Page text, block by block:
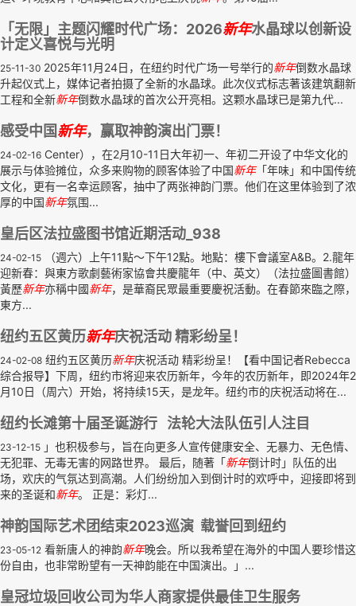
「无限」主题闪耀时代广场：2026新年水晶球以创新设
计定义喜悦与光明
25-11-30 2025年11月24日，在纽约时代广场一号举行的新年倒数水晶球
升起仪式上，媒体记者拍摄了全新的水晶球。此次仪式标志著该建筑翻新
工程和全新新年倒数水晶球的首次公开亮相。这颗水晶球已是第九代...
感受中国新年，赢取神韵演出门票！
24-02-16 Center），在2月10-11日大年初一、年初二开设了中华文化的
展示与体验摊位，众多来购物的顾客体验了中国新年「年味」和中国传统
文化，更有一名幸运顾客，抽中了两张神韵门票。他们在这里体验到了浓
厚的中国新年氛围...
皇后区法拉盛图书馆近期活动_938
24-02-15 （週六）上午11點～下午12點。地點：樓下會議室A&B。2.龍年
迎新春：與東方歌劇藝術家協會共慶龍年（中、英文）（法拉盛圖書館）
黃歷新年亦稱中國新年，是華裔民眾最重要慶祝活動。在春節來臨之際，
東方...
纽约五区黄历新年庆祝活动 精彩纷呈！
24-02-08 纽约五区黄历新年庆祝活动 精彩纷呈！【看中国记者Rebecca
综合报导】下周，纽约市将迎来农历新年，今年的农历新年，即2024年2
月10日（周六）开始，将持续15天，是龙年。纽约市的庆祝活动将在...
纽约长滩第十届圣诞游行 法轮大法队伍引人注目
23-12-15 」也积极参与，旨在向更多人宣传健康安全、无暴力、无色情、
无犯罪、无毒无害的网路世界。 最后，随著「新年倒计时」队伍的出
场，欢庆的气氛达到高潮。人们纷纷加入到倒计时的欢呼中，迎接即将到
来的圣诞和新年。 正是：彩灯...
神韵国际艺术团结束2023巡演 载誉回到纽约
23-05-12 看新唐人的神韵新年晚会。所以我希望在海外的中国人要珍惜这
份自由，也非常盼望有一天神韵能在中国演出。」...
皇冠垃圾回收公司为华人商家提供最佳卫生服务